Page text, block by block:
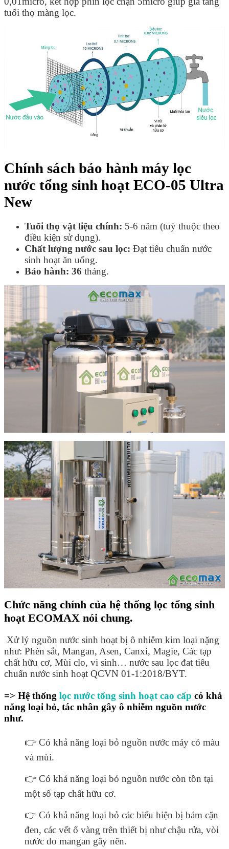
tuổi thọ màng lọc.
Chính sách bảo hành máy lọc
nước tổng sinh hoạt ECO-05 Ultra
New
Tuổi thọ vật liệu chính: 5-6 năm (tuỳ thuộc theo
điều kiện sử dụng).
Chất lượng nước sau lọc: Đạt tiêu chuẩn nước
sinh hoạt ăn uống.
Bảo hành: 36 tháng.
Chức năng chính của hệ thống lọc tổng sinh
hoạt ECOMAX nói chung.
Xử lý nguồn nước sinh hoạt bị ô nhiễm kim loại nặng
như: Phèn sắt, Mangan, Asen, Canxi, Magie, Các tạp
chất hữu cơ, Mùi clo, vi sinh… nước sau lọc đat tiêu
chuẩn nước sinh hoạt QCVN 01-1:2018/BYT.
=> Hệ thống lọc nước tổng sinh hoạt cao cấp có khả
năng loại bỏ, tác nhân gây ô nhiễm nguồn nước
như.
👉 Có khả năng loại bỏ nguồn nước máy có màu
và mùi.
👉 Có khả năng loại bỏ nguồn nước còn tồn tại
một số tạp chất hữu cơ.
👉 Có khả năng loại bỏ các biểu hiện bị bám cặn
đen, các vết ố vàng trên thiết bị như chậu rửa, vòi
nước do mangan gây nên.